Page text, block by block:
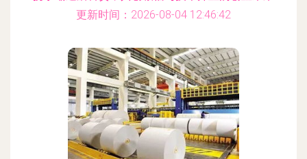
更新时间：2026-08-04 12:46:42